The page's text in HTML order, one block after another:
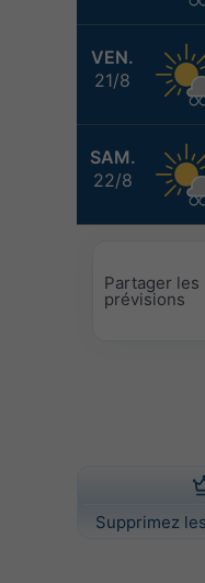
VEN.
21/8
SAM.
22/8
Partager les
prévisions
Supprimez